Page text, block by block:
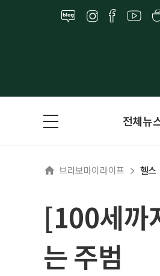
전체뉴
브라보마이라이프 헬스
[100세까
는 주범